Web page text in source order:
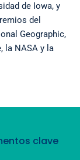
de Iowa, y
del
Geographic,
la NASA y la
clave